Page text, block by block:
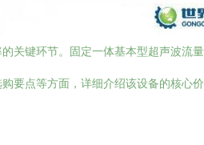
关键环节。固定一体基本型超声波
要点等方面，详细介绍该设备的核心价